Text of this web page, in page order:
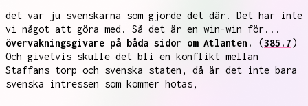
det var ju svenskarna som gjorde det där. Det har inte
vi något att göra med. Så det är en win-win för...
övervakningsgivare på båda sidor om Atlanten.
(385.7)
Och givetvis skulle det bli en konflikt mellan
Staffans torp och svenska staten, då är det inte bara
svenska intressen som kommer hotas,